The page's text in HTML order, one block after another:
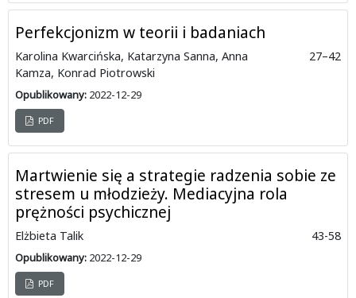
Perfekcjonizm w teorii i badaniach
Karolina Kwarcińska, Katarzyna Sanna, Anna
Kamza, Konrad Piotrowski
27–42
Opublikowany: 2022-12-29
PDF
Martwienie się a strategie radzenia sobie ze
stresem u młodzieży. Mediacyjna rola
prężności psychicznej
Elżbieta Talik 43-58
Opublikowany: 2022-12-29
PDF